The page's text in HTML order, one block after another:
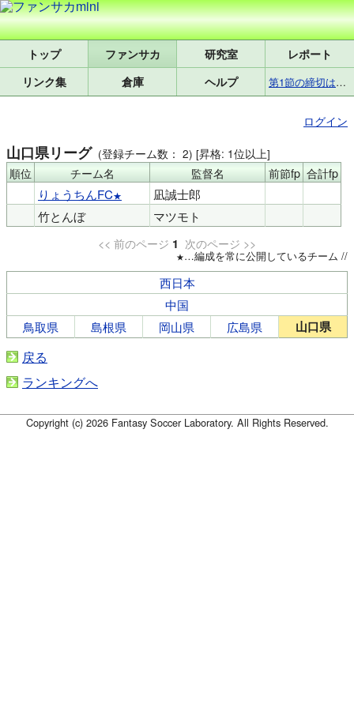
トップ 研究室
レポート
リンク集
倉庫 ヘルプ 第1節の締切は8月7日(金)17:25です
ログイン
山口県リーグ (登録チーム数： 2) [昇格: 1位以上]
順位 チーム名 監督名 前節fp 合計fp
りょうちんFC
凪誠士郎
竹とんぼ
マツモト
<< 前のページ 1 次のページ >>
…編成を常に公開しているチーム //
西日本
中国
鳥取県
島根県 岡山県 広島県 山口県
戻る
ランキングへ
Copyright (c) 2026 Fantasy Soccer Laboratory. All Rights Reserved.